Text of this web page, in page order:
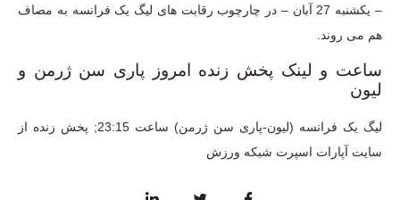
– یکشنبه 27 آبان – در چارچوب رقابت های لیگ یک فرانسه به مصاف
هم می روند.
ساعت و لینک پخش زنده امروز پاری سن ژرمن و
لیون
لیگ یک فرانسه (لیون-پاری سن ژرمن) ​​ساعت 23:15; پخش زنده از
سایت آپارات اسپرت شبکه ورزش